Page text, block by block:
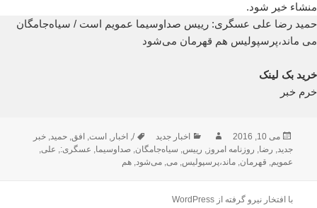
منشاء خیر شود.
حمید رضا علی عسگری: رییس صداوسیما عمویم است / سیاه‌جامگان
می ماند،‌پرسپولیس هم قهرمان می‌شود
خرید بک لینک
خرم خبر
ارسال
شده
در
می 10, 2016 نویسندهدسته‌ها
اخبار جدید برچسب‌ها
/
,اخبار ,است ,افق ,حمید ,خبر
جدید
رضا روزنامه امروز رییس سیاه‌جامگان ,صداوسیما عسگری: علی
عمویم
قهرمان ,ماند،‌پرسپولیس ,می ,می‌شود ,هم
با افتخار نیرو گرفته از WordPress